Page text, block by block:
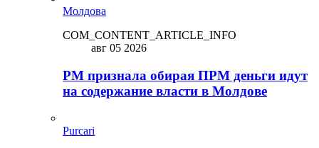
Молдова
COM_CONTENT_ARTICLE_INFO
авг 05 2026
PM признала обирая ПРМ деньги идут
на содержание власти в Молдове
Purcari